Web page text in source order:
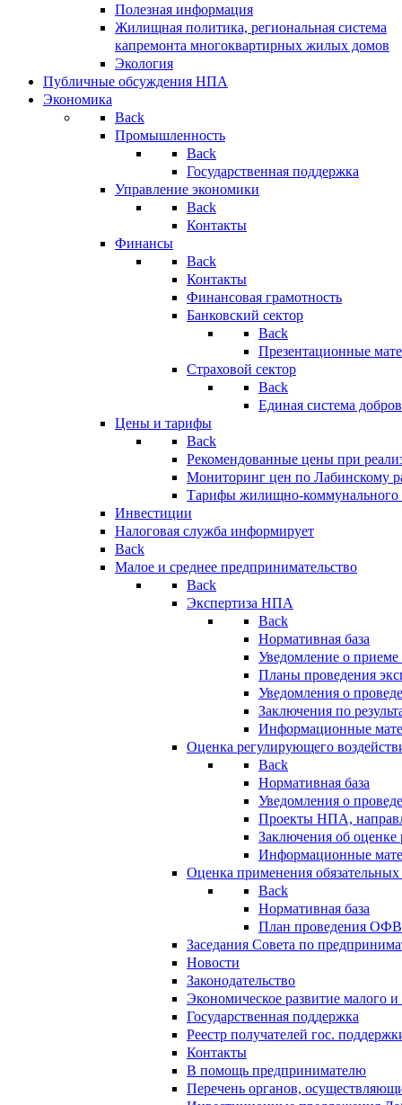
Полезная информация
Жилищная политика, региональная система
капремонта многоквартирных жилых домов
Экология
Публичные обсуждения НПА
Экономика
Back
Промышленность
Back
Государственная поддержка
Управление экономики
Back
Контакты
Финансы
Back
Контакты
Финансовая грамотность
Банковский сектор
Back
Презентационные
Страховой сектор
Back
Единая система
Цены и тарифы
Back
Рекомендованные цены при
Мониторинг цен по Лабинскому
Тарифы жилищно-коммунального
Инвестиции
Налоговая служба информирует
Back
Малое и среднее предпринимательство
Back
Экспертиза НПА
Back
Нормативная база
Уведомление о
Планы проведения
Уведомления о
Заключения по
Информационные
Оценка регулирующего
Back
Нормативная база
Уведомления о
Проекты НПА,
Заключения об
Информационные
Оценка применения
Back
Нормативная база
План проведения
Заседания Совета по
Новости
Законодательство
Экономическое развитие малого и
Государственная поддержка
Реестр получателей гос.
Контакты
В помощь предпринимателю
Перечень органов,